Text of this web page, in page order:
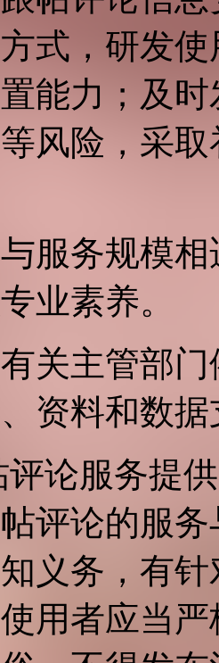
式，研发
能力；及
风险，采
与服务规模
业素养。
有关主管部
资料和数
论服务提
评论的服
义务，有
用者应当